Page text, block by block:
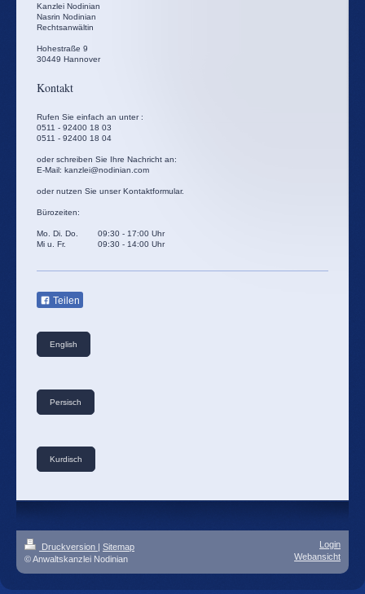
Kanzlei Nodinian
Nasrin Nodinian
Rechtsanwältin
Hohestraße 9
30449 Hannover
Kontakt
Rufen Sie einfach an unter :
0511 - 92400 18 03
0511 - 92400 18 04
oder schreiben Sie Ihre Nachricht an:
E-Mail: kanzlei@nodinian.com
oder nutzen Sie unser Kontaktformular.
Bürozeiten:
Mo. Di. Do. 09:30 - 17:00 Uhr
Mi u. Fr. 09:30 - 14:00 Uhr
Teilen
English
Persisch
Kurdisch
Druckversion | Sitemap
© Anwaltskanzlei Nodinian
Login
Webansicht